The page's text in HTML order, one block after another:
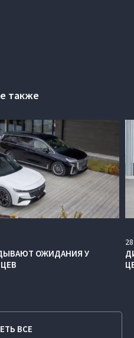
также
ОЖИДАНИЯ У
28
ВСЕ